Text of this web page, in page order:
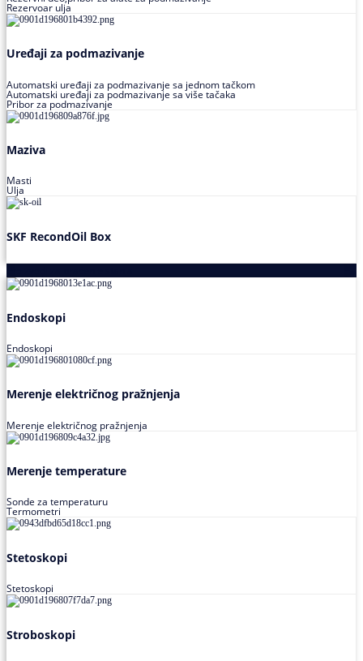
Rezervoar ulja
Uređaji za podmazivanje
Automatski uređaji za podmazivanje sa jednom tačkom
Automatski uređaji za podmazivanje sa više tačaka
Pribor za podmazivanje
Maziva
Masti
Ulja
SKF RecondOil Box
Endoskopi
Endoskopi
Merenje električnog pražnjenja
Merenje električnog pražnjenja
Merenje temperature
Sonde za temperaturu
Termometri
Stetoskopi
Stetoskopi
Stroboskopi